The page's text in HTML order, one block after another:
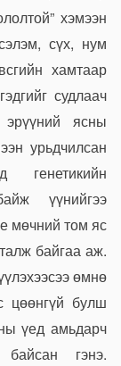
хэмээн
сүх, нум
хамтаар
судлаач
ясны
урьдчилсан
генетикийн
үүнийгээ
мөчний том яс
байгаа аж.
өмнө
цөөнгүй булш
үед амьдарч
гэнэ.